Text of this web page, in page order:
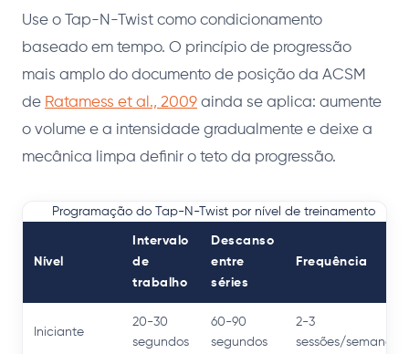
Use o Tap-N-Twist como condicionamento
baseado em tempo. O princípio de progressão
mais amplo do documento de posição da ACSM
de Ratamess et al., 2009 ainda se aplica: aumente
o volume e a intensidade gradualmente e deixe a
mecânica limpa definir o teto da progressão.
Programação do Tap-N-Twist por nível de treinamento
Nível
Intervalo
de
trabalho
Descanso
entre
séries
Frequência
Iniciante
20-30
segundos
60-90
segundos
2-3
sessões/semana